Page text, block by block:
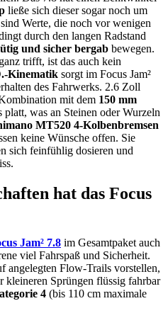
ließe sich dieser sogar noch um
Werte, die noch vor wenigen
durch den langen Radstand
und sicher bergab bewegen.
trifft, ist das auch kein
Kinematik sorgt im Focus Jam²
des Fahrwerks. 2.6 Zoll
mit dem 150 mm
platt, was an Steinen oder Wurzeln
MT520 4-Kolbenbremsen
keine Wünsche offen. Sie
sich feinfühlig dosieren und
hat das Focus
Jam² 7.8 im Gesamtpaket auch
viel Fahrspaß und Sicherheit.
angelegten Flow-Trails vorstellen,
Sprüngen flüssig fahrbar
4 (bis 110 cm maximale